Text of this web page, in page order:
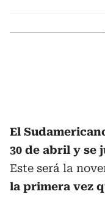
El
30 de abril y se
Este será la
la primera vez